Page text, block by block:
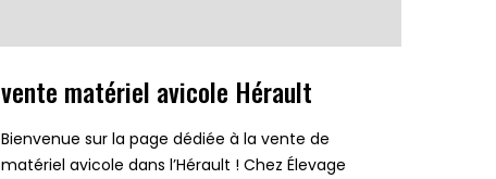
vente matériel avicole Hérault
Bienvenue sur la page dédiée à la vente de
matériel avicole dans l’Hérault ! Chez Élevage